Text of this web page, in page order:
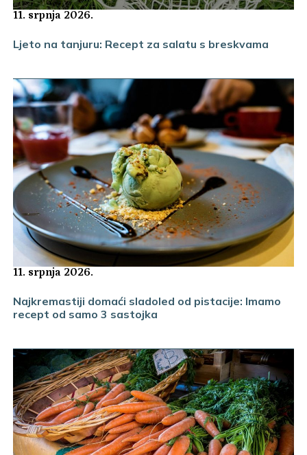
11. srpnja 2026.
Ljeto na tanjuru: Recept za salatu s breskvama
11. srpnja 2026.
Najkremastiji domaći sladoled od pistacije: Imamo
recept od samo 3 sastojka